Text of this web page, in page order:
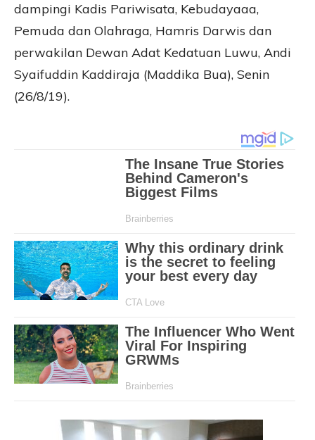
dampingi Kadis Pariwisata, Kebudayaaa,
Pemuda dan Olahraga, Hamris Darwis dan
perwakilan Dewan Adat Kedatuan Luwu, Andi
Syaifuddin Kaddiraja (Maddika Bua), Senin
(26/8/19).